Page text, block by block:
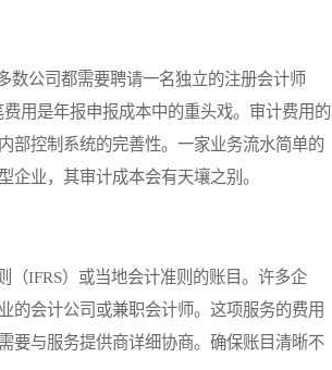
公司都需要聘请一名独立的注册会计师
用是年报申报成本中的重头戏。审计费用的
部控制系统的完善性。一家业务流水简单的
业，其审计成本会有天壤之别。
IFRS）或当地会计准则的账目。许多企
的会计公司或兼职会计师。这项服务的费用
要与服务提供商详细协商。确保账目清晰不